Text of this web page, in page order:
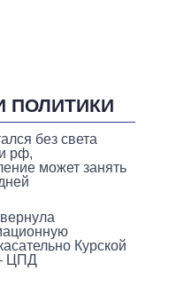
ПОЛИТИКИ
без света
рф,
может занять
Курской
ЦПД